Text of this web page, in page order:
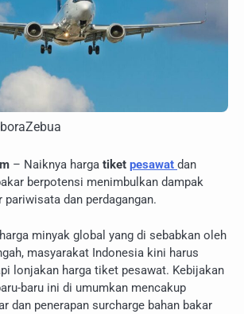
– Naiknya harga tiket pesawat dan
berpotensi menimbulkan dampak
dan perdagangan.
minyak global yang di sebabkan oleh
masyarakat Indonesia kini harus
lonjakan harga tiket pesawat. Kebijakan
baru ini di umumkan mencakup
dan penerapan surcharge bahan bakar